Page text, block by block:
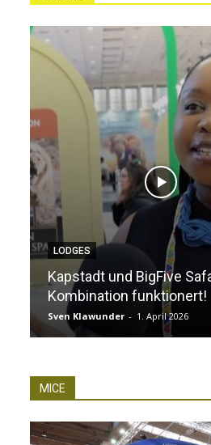
BigFive Safari? Die
funktionert!
1. April 2026
MICE